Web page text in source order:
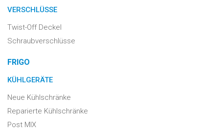
VERSCHLÜSSE
Twist-Off Deckel
Schraubverschlüsse
FRIGO
KÜHLGERÄTE
Neue Kühlschränke
Reparierte Kühlschränke
Post MIX